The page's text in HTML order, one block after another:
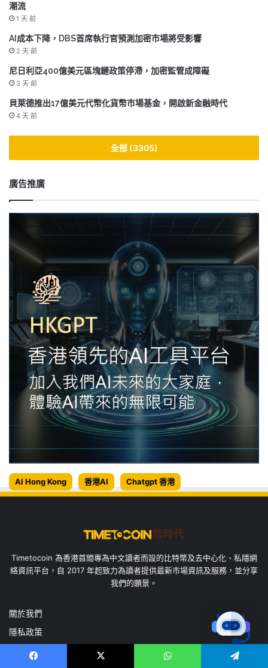
潮流
1 天 前
AI成本下降，DBS首席執行官預測加密市場將受影響
2 天 前
尼日利亞400億美元區塊鏈政策停滯，加密監管成障礙
3 天 前
貝萊德推出17億美元代幣化貨幣市場基金，開啟新金融時代
4 天 前
全部 (3305)
廣告推廣
AI Hong Kong 香港AI Chatgpt 香港
Timetocoin 為香港首間專為中文讀者而設的比特幣及去中心化、私隱網
絡資訊平台，自 2017 年起致力為讀者提供最新市場資訊及服務，並分享
我們的願景。
關於我們
隱私政策
關於 Cookies 的使用